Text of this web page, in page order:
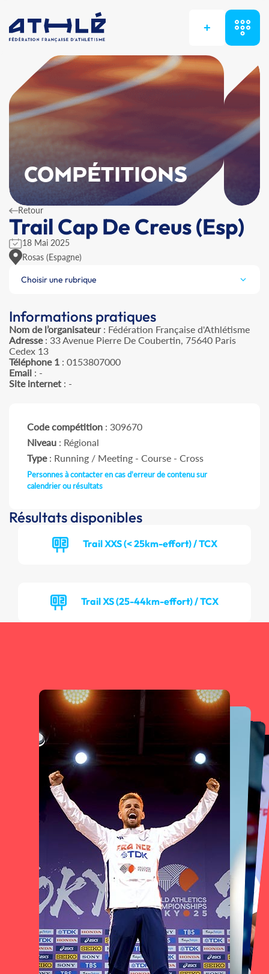
+
COMPÉTITIONS
Retour
Trail Cap De Creus (Esp)
18 Mai 2025
Rosas (Espagne)
Choisir une rubrique
Informations pratiques
Nom de l’organisateur: Fédération Française d'Athlétisme
Adresse: 33 Avenue Pierre De Coubertin, 75640 Paris
Cedex 13
Téléphone 1 : 0153807000
Email : -
Site internet : -
Code compétition : 309670
Niveau : Régional
Type: Running / Meeting - Course - Cross
Personnes à contacter en cas d'erreur de contenu sur
calendrier ou résultats
Résultats disponibles
Trail XXS (< 25km-effort) / TCX
Trail XS (25-44km-effort) / TCX